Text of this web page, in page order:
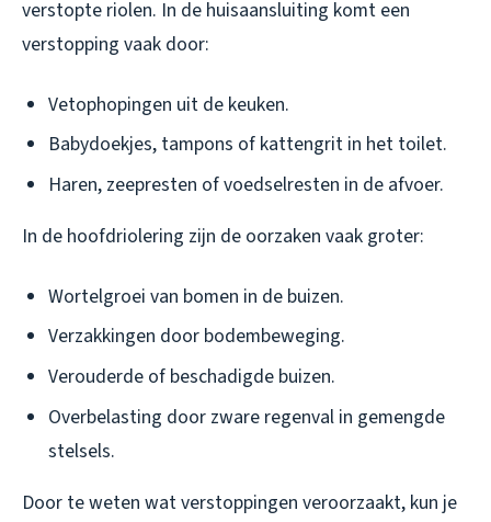
verstopte riolen. In de huisaansluiting komt een
verstopping vaak door:
Vetophopingen uit de keuken.
Babydoekjes, tampons of kattengrit in het toilet.
Haren, zeepresten of voedselresten in de afvoer.
In de hoofdriolering zijn de oorzaken vaak groter:
Wortelgroei van bomen in de buizen.
Verzakkingen door bodembeweging.
Verouderde of beschadigde buizen.
Overbelasting door zware regenval in gemengde
stelsels.
Door te weten wat verstoppingen veroorzaakt, kun je